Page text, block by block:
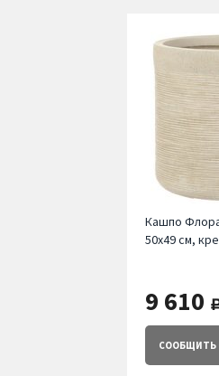
Кашпо
50х49 см,
9 610
СООБЩИТЬ